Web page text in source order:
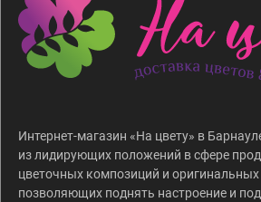
Интернет-магазин «На цвету» в
из лидирующих положений в сфере
цветочных композиций и оригинальных
позволяющих поднять настроение и